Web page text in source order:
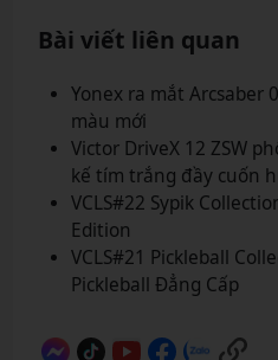
Bài viết liên quan
Yonex ra mắt Arcsaber
màu mới
Victor DriveX 12 ZSW
kế tím trắng đầy cuốn
VCLS#22 Sypik
Edition
VCLS#21 Pickleball
Pickleball Đẳng Cấp